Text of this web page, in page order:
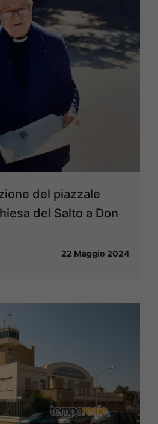
del piazzale
del Salto a Don
22 Maggio 2024